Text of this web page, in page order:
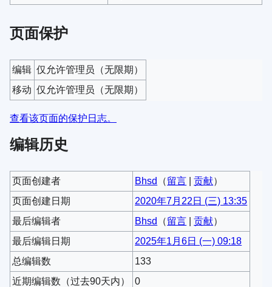
页面保护
编辑 仅允许管理员​（无限期）
移动 仅允许管理员​（无限期）
查看该页面的保护日志。
编辑历史
页面创建者 Bhsd （留言 |贡献）
页面创建日期
2020年7月22日 (三) 13:35
最后编辑者
Bhsd （留言 |贡献）
最后编辑日期
2025年1月6日 (一) 09:18
总编辑数
133
近期编辑数（过去90天内）
0